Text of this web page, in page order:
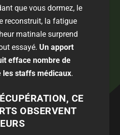
que vous dormez, le
reconstruit, la fatigue
matinale surprend
essayé. Un apport
efface nombre de
les staffs médicaux.
CE
OBSERVENT